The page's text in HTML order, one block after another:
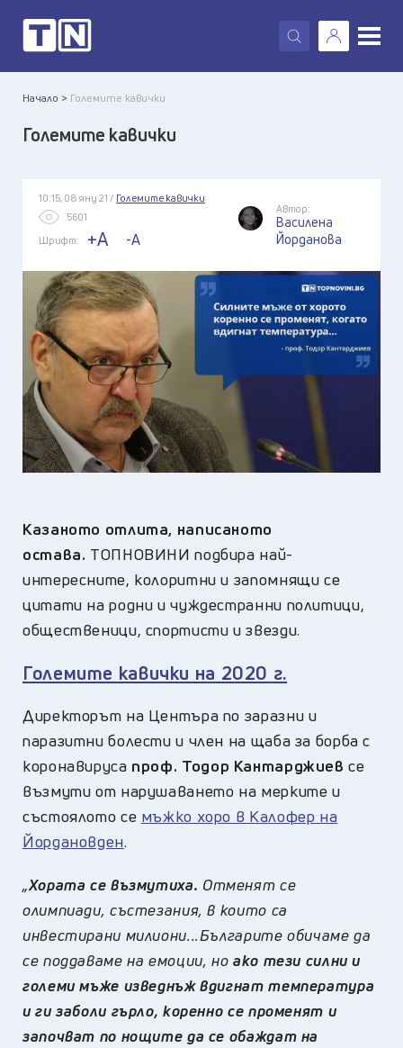
X
Начало > Големите кавички
Големите кавички
10:15, 08 яну 21 / Големите кавички
5601
Шрифт:
+A -A
Автор:
Василена
Йорданова
Казаното отлита, написаното
остава. ТОПНОВИНИ подбира най-
интересните, колоритни и запомнящи се
цитати на родни и чуждестранни политици,
общественици, спортисти и звезди.
Големите кавички на 2020 г.
Директорът на Центъра по заразни и
паразитни болести и член на щаба за борба с
коронавируса проф. Тодор Кантарджиевсе
възмути от нарушаването на мерките и
състоялото се мъжко хоро в Калофер на
Йордановден.
„Хората се възмутиха. Отменят се
олимпиади, състезания, в които са
инвестирани милиони...Българите обичаме да
се поддаваме на емоции, но ако тези силни и
големи мъже изведнъж вдигнат температура
и ги заболи гърло, коренно се променят и
започват по нощите да се обаждат на